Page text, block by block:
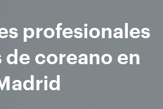
profesionales
de coreano en